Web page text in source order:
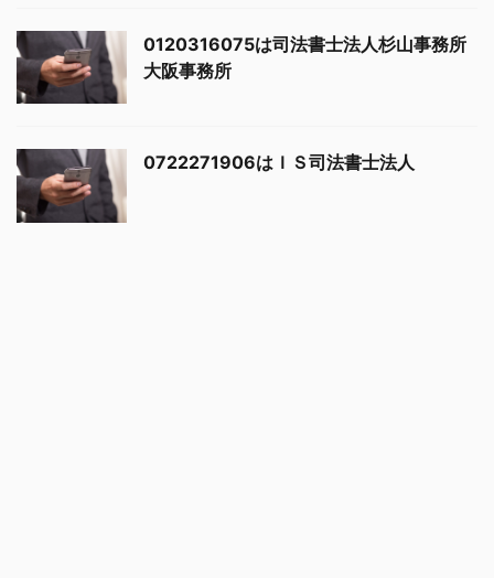
0120316075は司法書士法人杉山事務所
大阪事務所
0722271906はＩＳ司法書士法人